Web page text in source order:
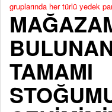
gruplarında her türlü yedek
TAMAMI